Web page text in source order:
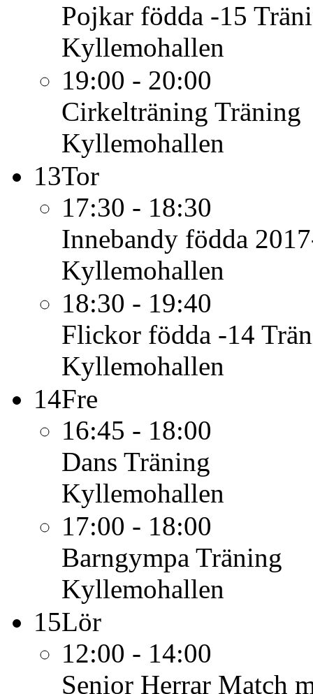
Pojkar födda -15
Kyllemohallen
19:00 - 20:00
Cirkelträning Träning
Kyllemohallen
13Tor
17:30 - 18:30
Innebandy födda
Kyllemohallen
18:30 - 19:40
Flickor födda -14
Kyllemohallen
14Fre
16:45 - 18:00
Dans Träning
Kyllemohallen
17:00 - 18:00
Barngympa Träning
Kyllemohallen
15Lör
12:00 - 14:00
Senior Herrar Match